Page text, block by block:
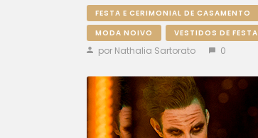
FESTA E CERIMONIAL DE CASAMENTO
MODA NOIVO
VESTIDOS DE FESTA
por Nathalia Sartorato 0